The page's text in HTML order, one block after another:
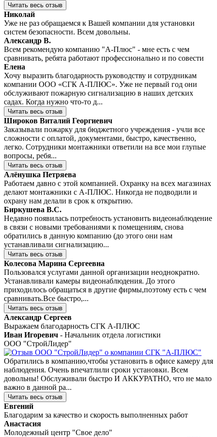
Читать весь отзыв
Николай
Уже не раз обращаемся к Вашей компании для установки
систем безопасности. Всем довольны.
Александр В.
Всем рекомендую компанию "А-Плюс" - мне есть с чем
сравнивать, ребята работают профессионально и по совести
Елена
Хочу выразить благодарность руководству и сотрудникам
компании ООО «СГК А-ПЛЮС». Уже не первый год они
обслуживают пожарную сигнализацию в наших детских
садах. Когда нужно что-то д...
Читать весь отзыв
Широков Виталий Георгиевич
Заказывали пожарку для бюджетного учреждения - учли все
сложности с оплатой, документами, быстро, качественно,
легко. Сотрудники монтажники ответили на все мои глупые
вопросы, ребя...
Читать весь отзыв
Алёнушка Петряева
Работаем давно с этой компанией. Охранку на всех магазинах
делают монтажники с А-ПЛЮС. Никогда не подводили и
охрану нам делали в срок к открытию.
Биркушева В.С.
Недавно появилась потребность установить видеонаблюдение
в связи с новыми требованиями к помещениям, снова
обратились в данную компанию (до этого они нам
устанавливали сигнализацию...
Читать весь отзыв
Колесова Марина Сергеевна
Пользовался услугами данной организации неоднократно.
Устанавливали камеры видеонаблюдения. До этого
приходилось обращаться в другие фирмы,поэтому есть с чем
сравнивать.Все быстро,...
Читать весь отзыв
Александр Сергеев
Выражаем благодарность СГК А-ПЛЮС
Иван Игоревич - Начальник отдела логистики
ООО "СтройЛидер"
Обратились в компанию,чтобы установить в офисе камеру для
наблюдения. Очень впечатлили сроки установки. Всем
довольны! Обслуживали быстро И АККУРАТНО, что не мало
важно в данной ра...
Читать весь отзыв
Евгений
Благодарим за качество и скорость выполненных работ
Анастасия
Молодежный центр "Свое дело"